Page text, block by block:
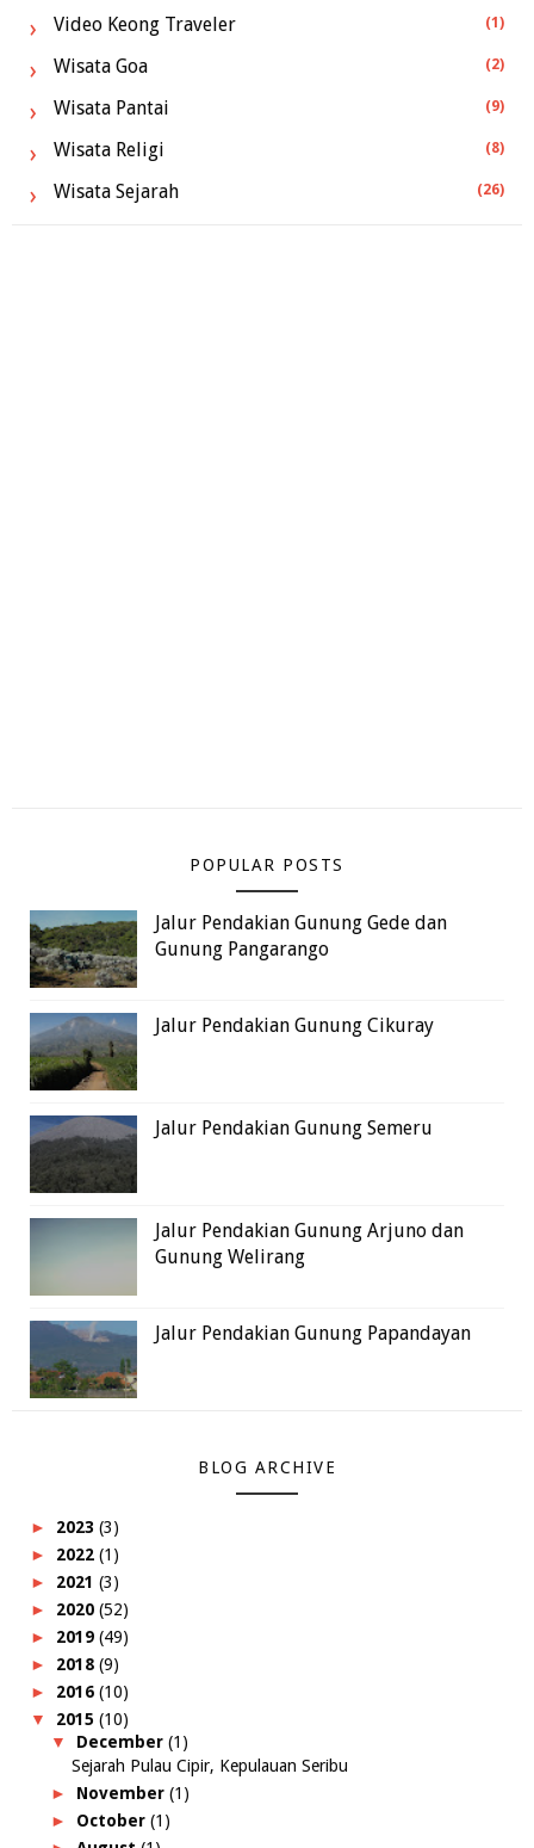
Video Keong Traveler (1)
Wisata Goa (2)
Wisata Pantai (9)
Wisata Religi (8)
Wisata Sejarah (26)
POPULAR POSTS
Jalur Pendakian Gunung Gede dan
Gunung Pangarango
Jalur Pendakian Gunung Cikuray
Jalur Pendakian Gunung Semeru
Jalur Pendakian Gunung Arjuno dan
Gunung Welirang
Jalur Pendakian Gunung Papandayan
BLOG ARCHIVE
► 2023 (3)
► 2022 (1)
► 2021 (3)
► 2020 (52)
► 2019 (49)
► 2018 (9)
► 2016 (10)
▼ 2015 (10)
▼ December (1)
Sejarah Pulau Cipir, Kepulauan Seribu
► November (1)
► October (1)